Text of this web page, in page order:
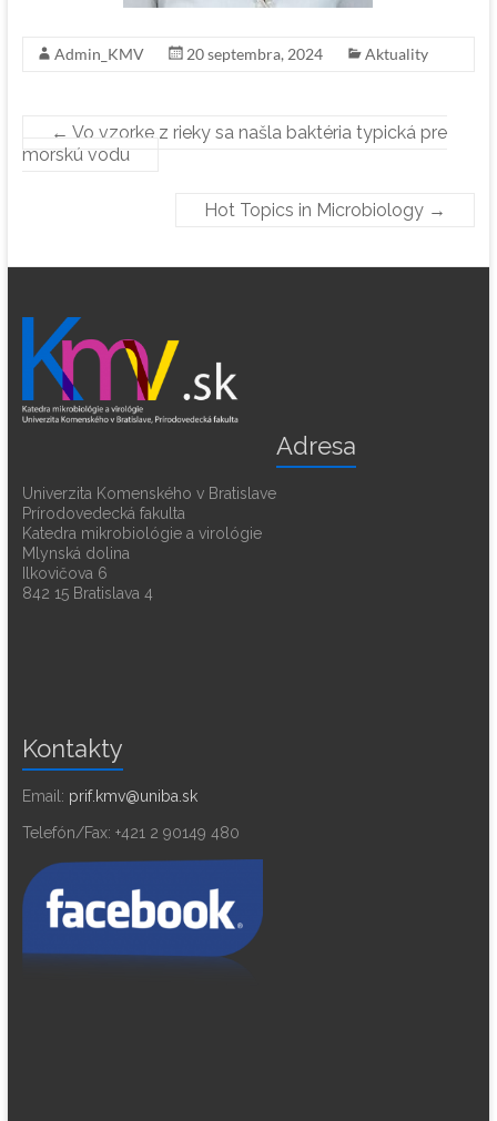
Admin_KMV 20 septembra, 2024 Aktuality
← Vo vzorke z rieky sa našla baktéria typická pre
morskú vodu
Hot Topics in Microbiology →
Adresa
Univerzita Komenského v Bratislave
Prírodovedecká fakulta
Katedra mikrobiológie a virológie
Mlynská dolina
Ilkovičova 6
842 15 Bratislava 4
Kontakty
Email: prif.kmv@uniba.sk
Telefón/Fax: +421 2 90149 480